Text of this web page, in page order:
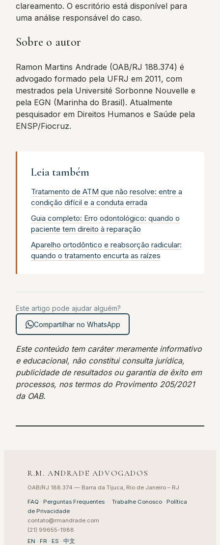
clareamento. O escritório está disponível para
uma análise responsável do caso.
Sobre o autor
Ramon Martins Andrade (OAB/RJ 188.374) é
advogado formado pela UFRJ em 2011, com
mestrados pela Université Sorbonne Nouvelle e
pela EGN (Marinha do Brasil). Atualmente
pesquisador em Direitos Humanos e Saúde pela
ENSP/Fiocruz.
Leia também
Tratamento de ATM que não resolve: entre a
condição difícil e a conduta errada
Guia completo: Erro odontológico: quando o
paciente tem direito à reparação
Aparelho ortodôntico e reabsorção radicular:
quando o tratamento encurta as raízes
Este artigo pode ajudar alguém?
Compartilhar no WhatsApp
Este conteúdo tem caráter meramente informativo
e educacional, não constitui consulta jurídica,
publicidade de resultados ou garantia de êxito em
processos, nos termos do Provimento 205/2021
da OAB.
R.M. ANDRADE ADVOGADOS
OAB/RJ 188.374 — Barra da Tijuca, Rio de Janeiro – RJ
FAQ · Perguntas Frequentes · Trabalhe Conosco · Política
de Privacidade
contato@rmandrade.com
(21) 99655-1988
EN · FR · ES · 中文